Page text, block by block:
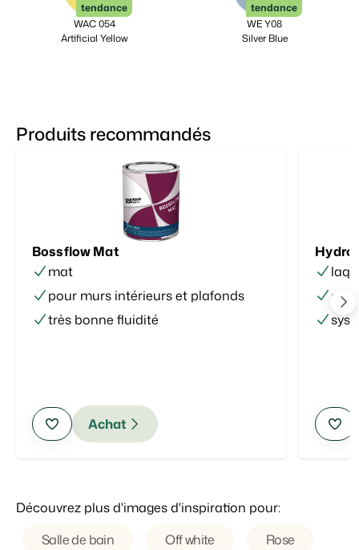
tendance
WAC 054
Artificial Yellow
tendance
WE Y08
Silver Blue
Produits recommandés
Bossflow Mat
mat
pour murs intérieurs et plafonds
très bonne fluidité
Achat
Hydro
en
Découvrez plus d'images d'inspiration pour:
Salle de bain
Off white Rose